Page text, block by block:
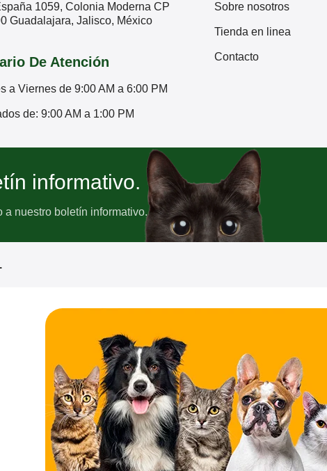
1059, Colonia Moderna CP
Guadalajara, Jalisco, México
De Atención
a Viernes de 9:00 AM a 6:00 PM
de: 9:00 AM a 1:00 PM
Sobre nosotros
Tienda en linea
Contacto
informativo.
a nuestro boletín informativo.